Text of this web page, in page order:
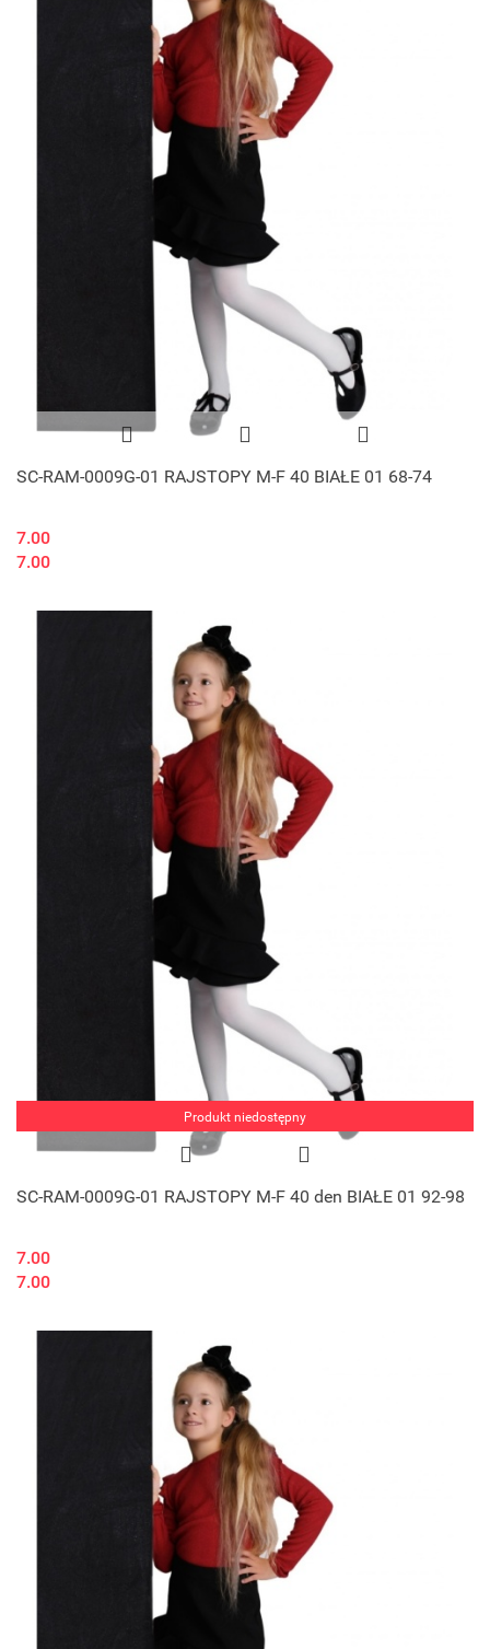
SC-RAM-0009G-01 RAJSTOPY M-F 40 BIAŁE 01 68-74
7.00
7.00
Produkt niedostępny
SC-RAM-0009G-01 RAJSTOPY M-F 40 den BIAŁE 01 92-98
7.00
7.00